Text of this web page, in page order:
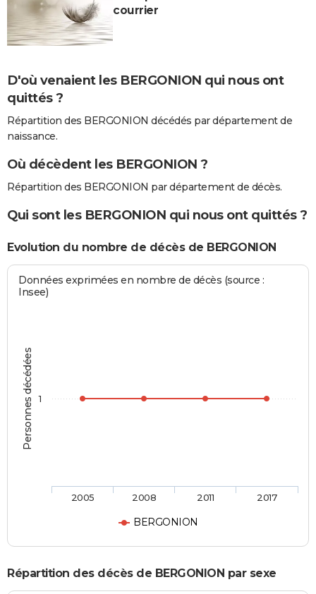
courrier
D'où venaient les BERGONION qui nous ont
quittés ?
Répartition des BERGONION décédés par département de
naissance.
Où décèdent les BERGONION ?
Répartition des BERGONION par département de décès.
Qui sont les BERGONION qui nous ont quittés ?
Evolution du nombre de décès de BERGONION
Personnes décédées
Données exprimées en nombre de décès (source :
Insee)
BERGONION
2005 2008 2011 2017
1
Répartition des décès de BERGONION par sexe